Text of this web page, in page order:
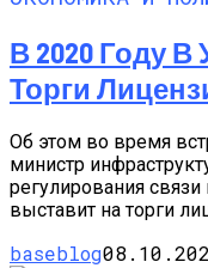
В 2020 Году
Торги
Об этом во время
министр
регулирования
выставит на торги
baseblog